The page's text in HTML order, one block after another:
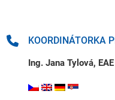
KOORDINÁTORKA
Ing. Jana Tylová, EAE